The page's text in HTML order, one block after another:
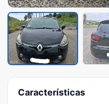
Características